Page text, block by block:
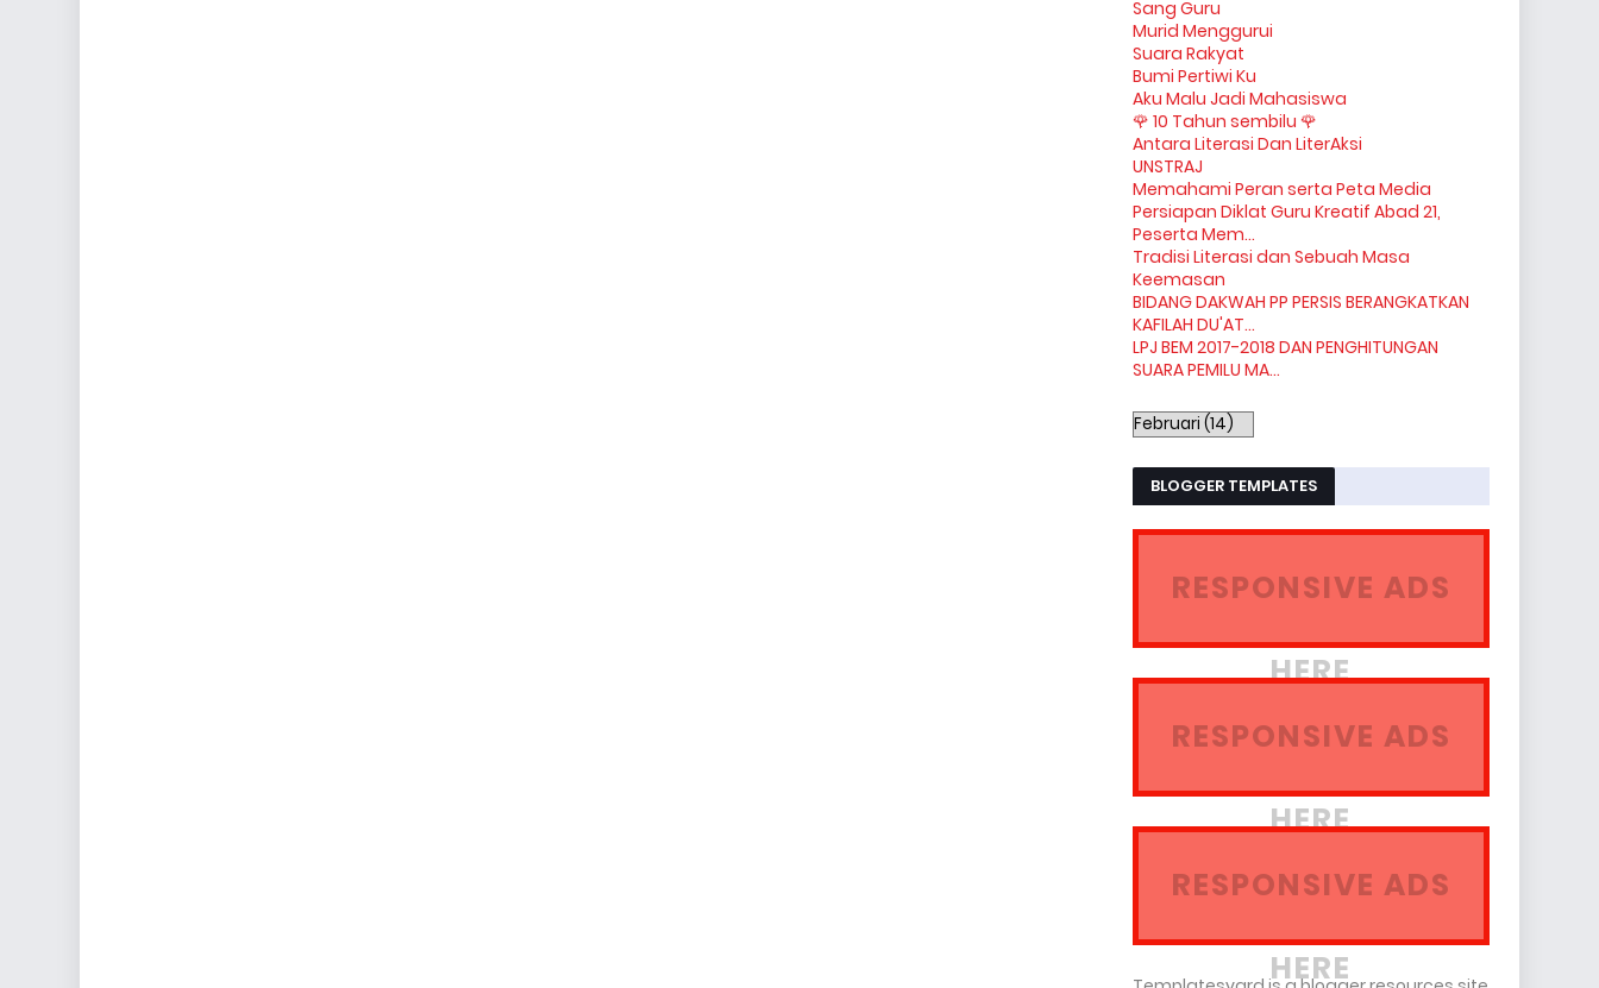
Sang Guru
Murid Menggurui
Suara Rakyat
Bumi Pertiwi Ku
Aku Malu Jadi Mahasiswa
🌹 10 Tahun sembilu 🌹
Antara Literasi Dan LiterAksi
UNSTRAJ
Memahami Peran serta Peta Media
Persiapan Diklat Guru Kreatif Abad 21,
Peserta Mem...
Tradisi Literasi dan Sebuah Masa
Keemasan
BIDANG DAKWAH PP PERSIS BERANGKATKAN
KAFILAH DU'AT...
LPJ BEM 2017-2018 DAN PENGHITUNGAN
SUARA PEMILU MA...
BLOGGER TEMPLATES
RESPONSIVE ADS
HERE
RESPONSIVE ADS
HERE
RESPONSIVE ADS
HERE